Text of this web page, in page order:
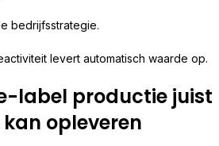
bedrijfsstrategie.
levert automatisch waarde op.
label productie juist
opleveren